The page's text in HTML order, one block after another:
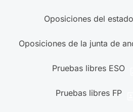
Oposiciones del estado
Oposiciones de la junta de
Pruebas libres ESO
Pruebas libres FP